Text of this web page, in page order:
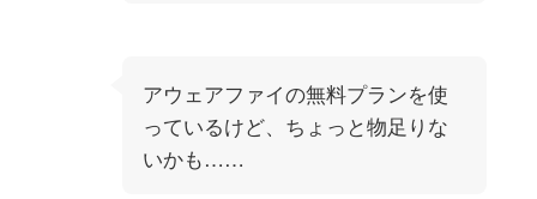
アウェアファイの無料プランを使
っているけど、ちょっと物足りな
いかも……